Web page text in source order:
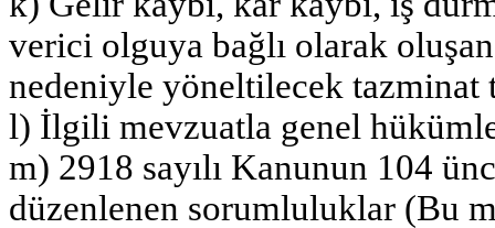
verici olguya bağlı olarak
nedeniyle yöneltilecek tazminat
l) İlgili mevzuatla genel
m) 2918 sayılı Kanunun 104
düzenlenen sorumluluklar (Bu